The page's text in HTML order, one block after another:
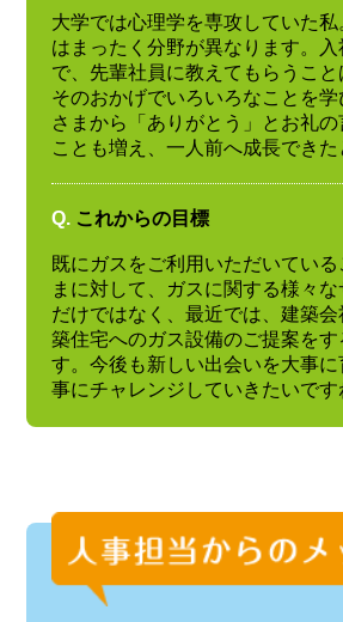
大学では心理学を専攻していた私
はまったく分野が異なります。
で、先輩社員に教えてもらうこと
そのおかげでいろいろなことを
さまから「ありがとう」とお礼の
ことも増え、一人前へ成長できた
Q. これからの目標
既にガスをご利用いただいている
まに対して、ガスに関する様々な
だけではなく、最近では、建築
築住宅へのガス設備のご提案をす
す。今後も新しい出会いを大事
事にチャレンジしていきたいです